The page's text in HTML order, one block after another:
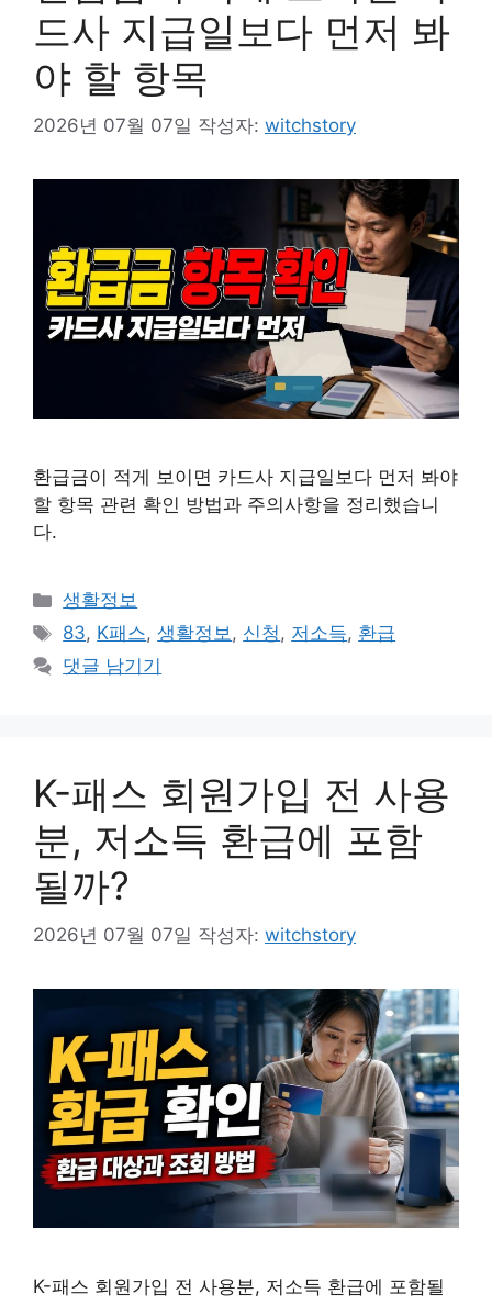
드사 지급일보다 먼저 봐
야 할 항목
2026년 07월 07일 작성자: witchstory
환급금이 적게 보이면 카드사 지급일보다 먼저 봐야
할 항목 관련 확인 방법과 주의사항을 정리했습니
다.
카
테
리
생활정보
태
그
83, K패스,생활정보, 신청, 저소득, 환급
댓글 남기기
K-패스 회원가입 전 사용
분, 저소득 환급에 포함
될까?
2026년 07월 07일 작성자: witchstory
K-패스 회원가입 전 사용분, 저소득 환급에 포함될